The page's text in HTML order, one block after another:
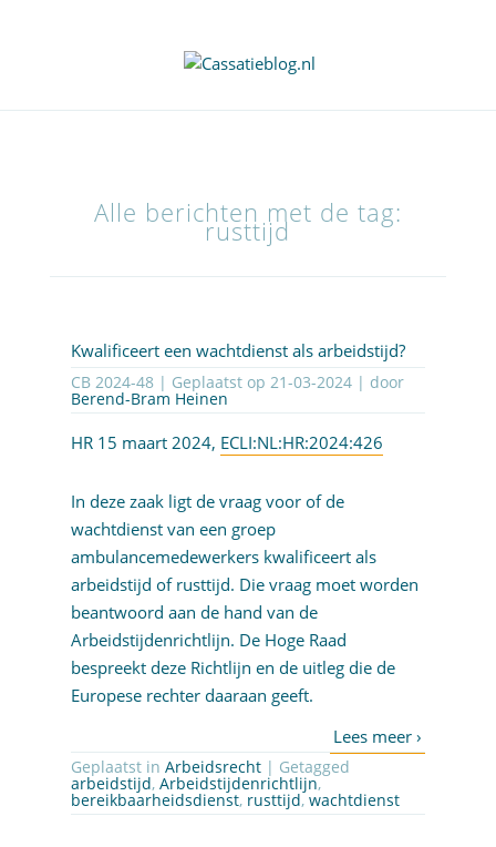
Alle berichten met de tag:
rusttijd
Kwalificeert een wachtdienst als arbeidstijd?
CB 2024-48 | Geplaatst op 21-03-2024| door
Berend-Bram Heinen
HR 15 maart 2024, ECLI:NL:HR:2024:426
In deze zaak ligt de vraag voor of de
wachtdienst van een groep
ambulancemedewerkers kwalificeert als
arbeidstijd of rusttijd. Die vraag moet worden
beantwoord aan de hand van de
Arbeidstijdenrichtlijn. De Hoge Raad
bespreekt deze Richtlijn en de uitleg die de
Europese rechter daaraan geeft.
Geplaatst in Arbeidsrecht | Getagged
arbeidstijd, Arbeidstijdenrichtlijn,
bereikbaarheidsdienst, rusttijd, wachtdienst